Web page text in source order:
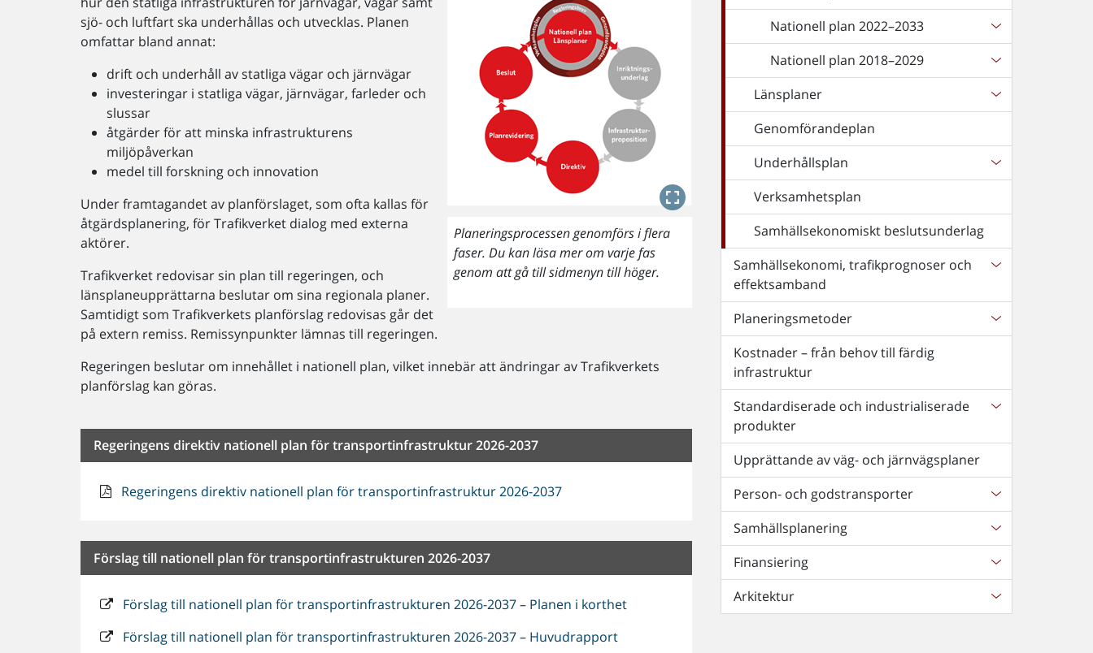
Planeringsprocessen genomförs i flera
faser. Du kan läsa mer om varje fas
genom att gå till sidmenyn till höger.
sjö- och luftfart ska underhållas och utvecklas. Planen
omfattar bland annat:
drift och underhåll av statliga vägar och järnvägar
investeringar i statliga vägar, järnvägar, farleder och
slussar
åtgärder för att minska infrastrukturens
miljöpåverkan
medel till forskning och innovation
Under framtagandet av planförslaget, som ofta kallas för
åtgärdsplanering, för Trafikverket dialog med externa
aktörer.
Trafikverket redovisar sin plan till regeringen, och
länsplaneupprättarna beslutar om sina regionala planer.
Samtidigt som Trafikverkets planförslag redovisas går det
på extern remiss. Remissynpunkter lämnas till regeringen.
Regeringen beslutar om innehållet i nationell plan, vilket innebär att ändringar av Trafikverkets
planförslag kan göras.
Regeringens direktiv nationell plan för transportinfrastruktur 2026-2037
Regeringens direktiv nationell plan för transportinfrastruktur 2026-2037
Förslag till nationell plan för transportinfrastrukturen 2026-2037
Förslag till nationell plan för transportinfrastrukturen 2026-2037 – Planen i korthet
Förslag till nationell plan för transportinfrastrukturen 2026-2037 – Huvudrapport
Nationell plan 2022–2033
Nationell plan 2018–2029
Länsplaner
Genomförandeplan
Underhållsplan
Verksamhetsplan
Samhällsekonomiskt beslutsunderlag
Samhällsekonomi, trafikprognoser och
effektsamband
Planeringsmetoder
Kostnader – från behov till färdig
infrastruktur
Standardiserade och industrialiserade
produkter
Upprättande av väg- och järnvägsplaner
Person- och godstransporter
Samhällsplanering
Finansiering
Arkitektur